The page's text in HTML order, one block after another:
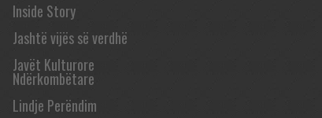
Inside Story
Jashtë vijës së verdhë
Javët Kulturore
Ndërkombëtare
Lindje Perëndim